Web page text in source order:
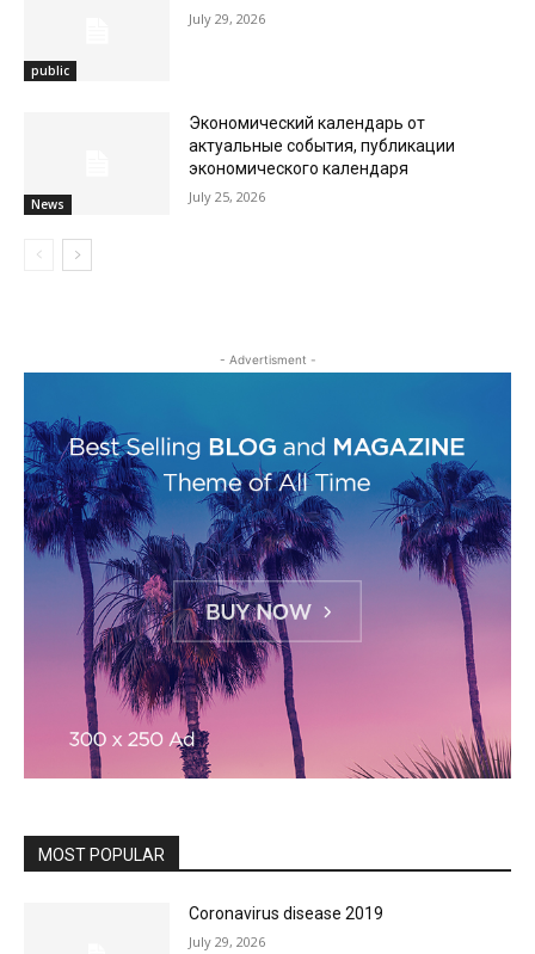
public
July 29, 2026
News
Экономический календарь от
актуальные события, публикации
экономического календаря
July 25, 2026
- Advertisment -
MOST POPULAR
Coronavirus disease 2019
July 29, 2026